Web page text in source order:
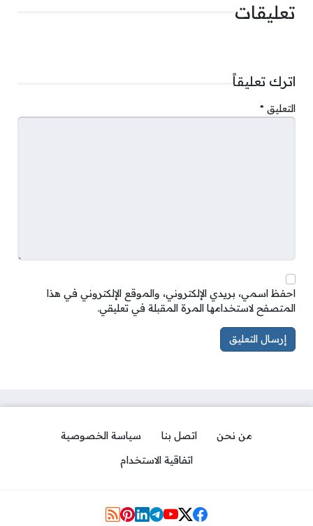
تعليقات
اترك تعليقاً
التعليق *
احفظ اسمي، بريدي الإلكتروني، والموقع الإلكتروني في هذا
المتصفح لاستخدامها المرة المقبلة في تعليقي.
من نحن اتصل بنا
سياسة الخصوصية
اتفاقية الاستخدام
مواقع التواصل